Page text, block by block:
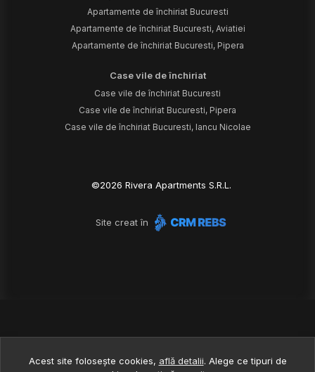
Apartamente de închiriat Bucuresti
Apartamente de închiriat Bucuresti, Aviatiei
Apartamente de închiriat Bucuresti, Pipera
Case vile de închiriat
Case vile de închiriat Bucuresti
Case vile de închiriat Bucuresti, Pipera
Case vile de închiriat Bucuresti, Iancu Nicolae
©2026 Rivera Apartments S.R.L.
Site creat în
Acest site folosește cookies, află detalii. Alege ce tipuri de